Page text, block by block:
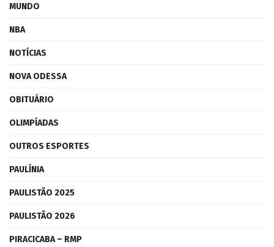
MUNDO
NBA
NOTÍCIAS
NOVA ODESSA
OBITUÁRIO
OLIMPÍADAS
OUTROS ESPORTES
PAULÍNIA
PAULISTÃO 2025
PAULISTÃO 2026
PIRACICABA – RMP